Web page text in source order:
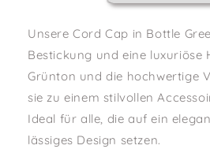
Unsere Cord Cap in Bottle
Bestickung und eine luxuriöse
Grünton und die hochwertige
sie zu einem stilvollen
Ideal für alle, die auf ein
lässiges Design setzen.